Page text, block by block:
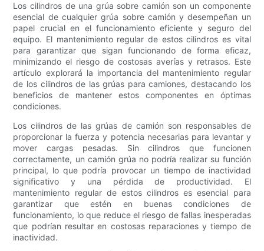
Los cilindros de una grúa sobre camión son un componente
esencial de cualquier grúa sobre camión y desempeñan un
papel crucial en el funcionamiento eficiente y seguro del
equipo. El mantenimiento regular de estos cilindros es vital
para garantizar que sigan funcionando de forma eficaz,
minimizando el riesgo de costosas averías y retrasos. Este
artículo explorará la importancia del mantenimiento regular
de los cilindros de las grúas para camiones, destacando los
beneficios de mantener estos componentes en óptimas
condiciones.
Los cilindros de las grúas de camión son responsables de
proporcionar la fuerza y ​​potencia necesarias para levantar y
mover cargas pesadas. Sin cilindros que funcionen
correctamente, un camión grúa no podría realizar su función
principal, lo que podría provocar un tiempo de inactividad
significativo y una pérdida de productividad. El
mantenimiento regular de estos cilindros es esencial para
garantizar que estén en buenas condiciones de
funcionamiento, lo que reduce el riesgo de fallas inesperadas
que podrían resultar en costosas reparaciones y tiempo de
inactividad.